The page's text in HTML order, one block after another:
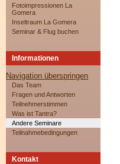
Fotoimpressionen La
Gomera
Inseltraum La Gomera
Seminar & Flug buchen
Informationen
Navigation überspringen
Das Team
Fragen und Antworten
Teilnehmerstimmen
Was ist Tantra?
Andere Seminare
Teilnahmebedingungen
Kontakt